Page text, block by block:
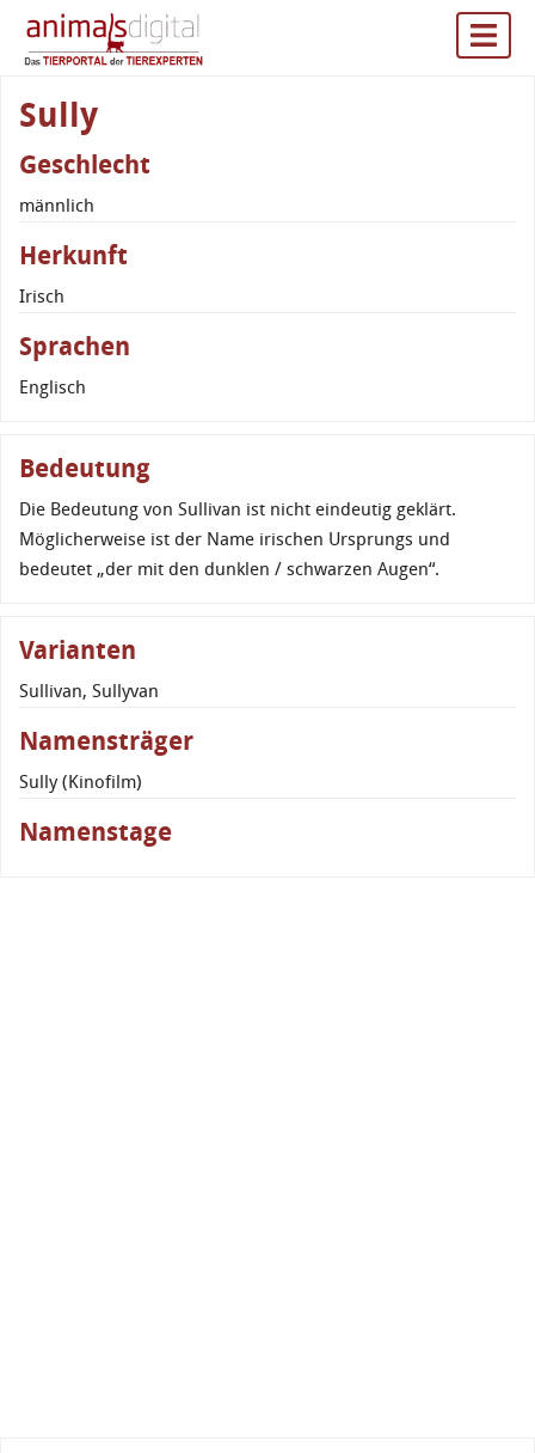
Sully
Geschlecht
männlich
Herkunft
Irisch
Sprachen
Englisch
Bedeutung
Die Bedeutung von Sullivan ist nicht eindeutig geklärt.
Möglicherweise ist der Name irischen Ursprungs und
bedeutet „der mit den dunklen / schwarzen Augen“.
Varianten
Sullivan, Sullyvan
Namensträger
Sully (Kinofilm)
Namenstage